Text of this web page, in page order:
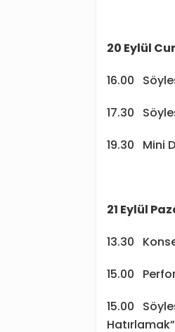
20 Eylül
16.00
17.30
19.30 Mini
21 Eylül
13.30
15.00
15.00
Hatırlamak”